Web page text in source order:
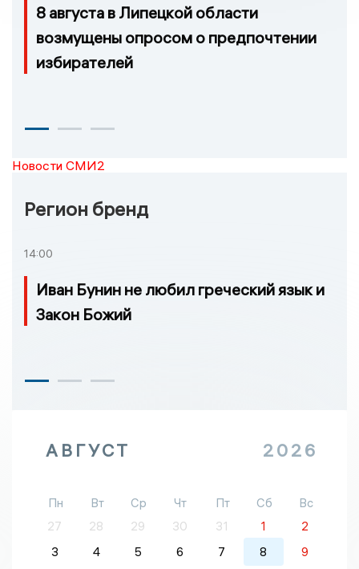
8 августа в Липецкой области
возмущены опросом о предпочтении
избирателей
Новости СМИ2
Регион бренд
14:00
Иван Бунин не любил греческий язык и
Закон Божий
АВГУСТ 2026
Пн Вт Ср Чт Пт Сб
Вс
27
28 29 30 31 1
2
3
4 5 6 7 8
9